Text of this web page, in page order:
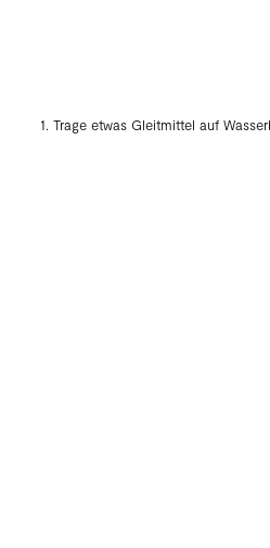
1. Trage etwas Gleitmittel auf